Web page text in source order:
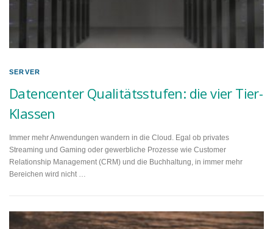
SERVER
Datencenter Qualitätsstufen: die vier Tier-
Klassen
Immer mehr Anwendungen wandern in die Cloud. Egal ob privates
Streaming und Gaming oder gewerbliche Prozesse wie Customer
Relationship Management (CRM) und die Buchhaltung, in immer mehr
Bereichen wird nicht …